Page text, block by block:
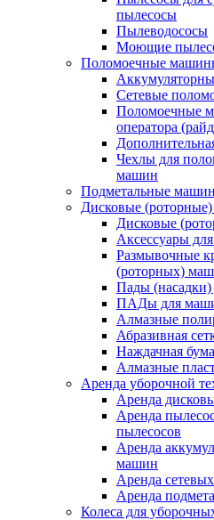
пылесосы
Пылеводососы
Моющие
Поломоечные
Сетевые
Поломоечные
оператора
Чехлы для
машин
Подметальные
Дисковые
Дисковые
Аксессуары
Размывочные
(роторных)
Пады
ПАДы для
Алмазные
Абразивная
Наждачная
Алмазные
Аренда уборочной
Аренда
Аренда
пылесосов
Аренда
машин
Аренда
Аренда
Колеса для